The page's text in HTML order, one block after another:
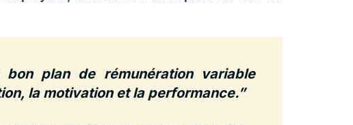
plan de rémunération variable
la motivation et la performance.”